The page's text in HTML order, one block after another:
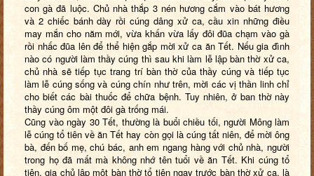
con gà đã luộc. Chủ nhà thắp 3 nén hương cắm vào bát hương
và 2 chiếc bánh dày rồi cúng dâng xử ca, cầu xin những điều
may mắn cho năm mới, vừa khấn vừa lấy đôi đũa chạm vào gà
rồi nhấc đũa lên để thể hiện gắp mời xử ca ăn Tết. Nếu gia đình
nào có người làm thầy cúng thì sau khi làm lễ lập bàn thờ xử ca,
chủ nhà sẽ tiếp tục trang trí bàn thờ của thầy cúng và tiếp tục
làm lễ cúng sống và cúng chín như trên, mời các vị thần linh chỉ
cho biết các bài thuốc để chữa bệnh. Tuy nhiên, ở ban thờ này
thầy cúng ôm một đôi gà trống mái.
Cũng vào ngày 30 Tết, thường là buổi chiều tối, người Mông làm
lễ cúng tổ tiên về ăn Tết hay còn gọi là cúng tất niên, để mời ông
bà, đến bố mẹ, chú bác, anh em ngang hàng với chủ nhà, người
trong họ đã mất mà không nhớ tên tuổi về ăn Tết. Khi cúng tổ
tiên, gia chủ lập một bàn thờ tổ tiên ngay trước bàn thờ xử ca, là